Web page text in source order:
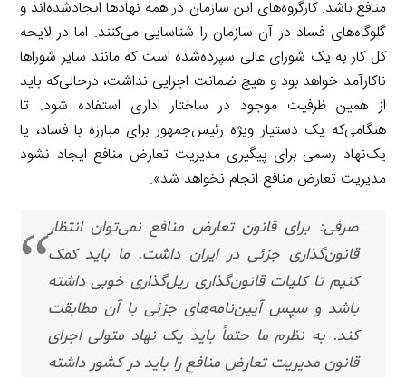
منافع باشد. کارگروه‌های این سازمان در همه نهادها ایجادشده‌اند و
گلوگاه‌های فساد در آن سازمان را شناسایی می‌کنند. اما در لایحه
کل کار به یک شورای عالی سپرده‌شده است که مانند سایر شوراها
ناکارآمد خواهد بود و هیچ ضمانت اجرایی نداشت، درحالی‌که باید
از همین ظرفیت موجود در ساختار اداری استفاده شود. تا
هنگامی‌که یک دستیار ویژه رئیس‌جمهور برای مبارزه با فساد، یا
یک‌نهاد رسمی برای پیگیری مدیریت تعارض منافع ایجاد نشود
مدیریت تعارض منافع انجام نخواهد شد».
صرفی: برای قانون تعارض منافع نمی‌توان انتظار
قانون‌گذاری جزئی در ایران داشت. ما باید کمک
کنیم تا کلیات قانون‌گذاری ریل‌گذاری خوبی داشته
باشد و سپس آیین‌نامه‌های جزئی با آن مطابقت
کند. به نظرم ما حتماً باید یک نهاد متولی اجرای
قانون مدیریت تعارض منافع را باید در کشور داشته